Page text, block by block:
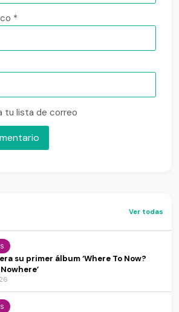
*
tu lista de correo
Ver todas
su primer álbum ‘Where To Now?